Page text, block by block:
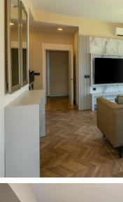
vaikų klubas yra (4-
baseinas vaikams:
auklė už papildomą
žaidimų aikštelė yra
vandens pramogų
kalneliai)
diskoteka vaikams
švediškas stalas
Vaikai nuo 8 mėn. iki
vežimėlis: už
lovelė: pagal
naktinis puodukas
kūdikių vonelė